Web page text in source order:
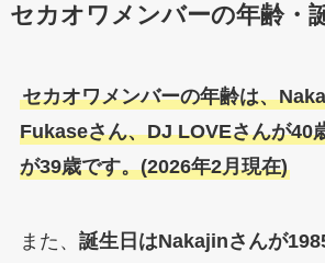
セカオワメンバーの年齢・
セカオワメンバーの年齢は、
Fukaseさん、DJ LOVEさんが40
が39歳です。(2026年2月現在)
また、 誕生日はNakajinさんが